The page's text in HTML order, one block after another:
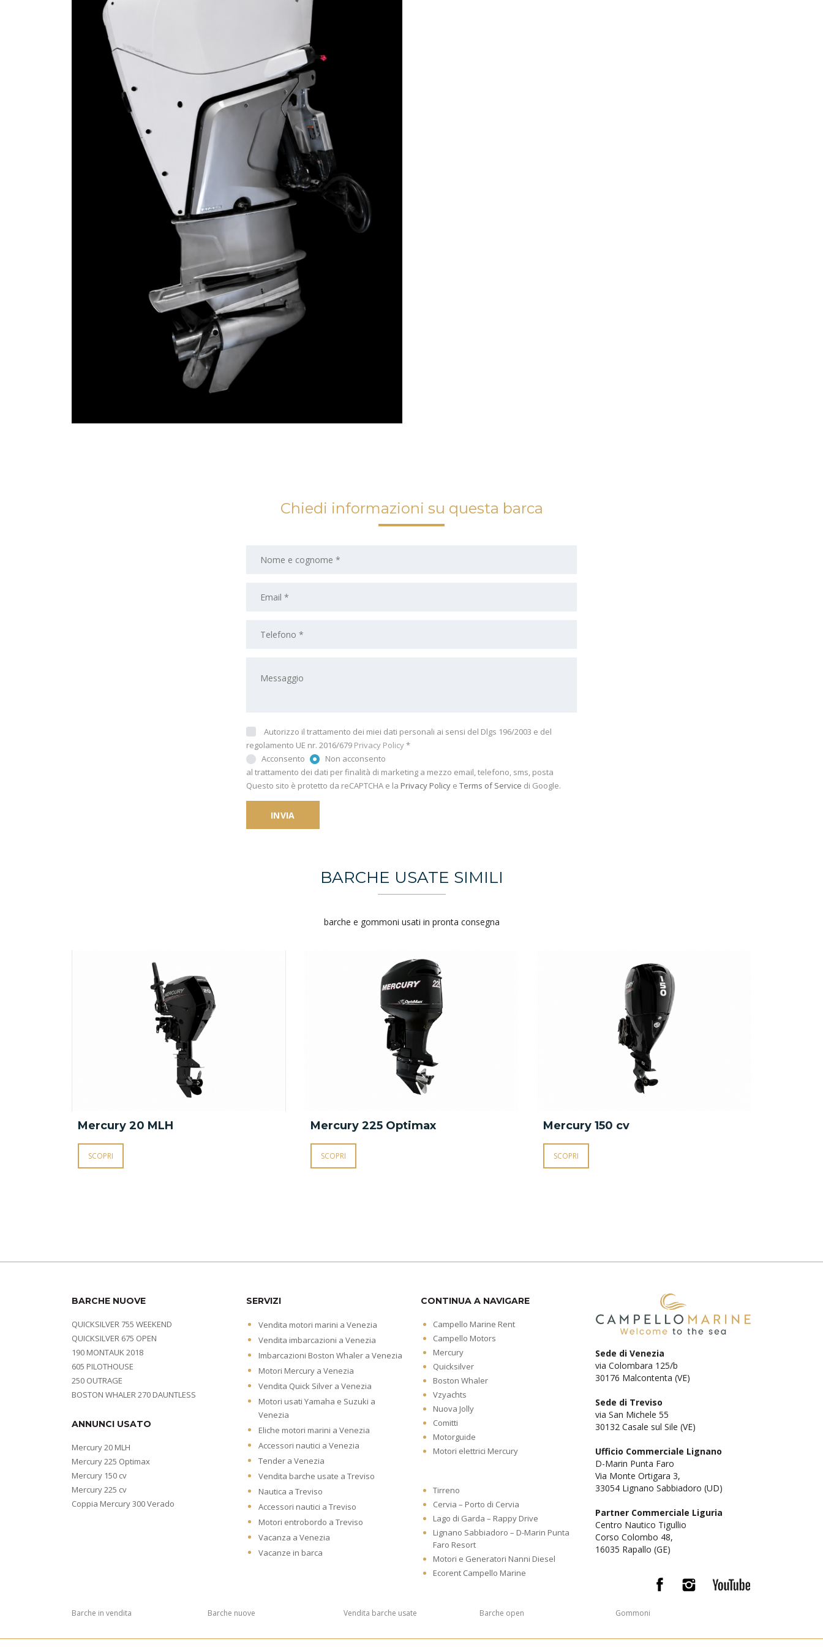
Chiedi informazioni su questa barca
Autorizzo il trattamento dei miei dati personali ai sensi del Dlgs 196/2003 e del
regolamento UE nr. 2016/679 Privacy Policy*
Acconsento
Non acconsento
al trattamento dei dati per finalità di marketing a mezzo email, telefono, sms, posta
Questo sito è protetto da reCAPTCHA e la Privacy Policy e Terms of Service di Google.
BARCHE USATE SIMILI
barche e gommoni usati in pronta consegna
Mercury 20 MLH
SCOPRI
Mercury 225 Optimax
SCOPRI
Mercury 150 cv
SCOPRI
BARCHE NUOVE
QUICKSILVER 755 WEEKEND
QUICKSILVER 675 OPEN
190 MONTAUK 2018
605 PILOTHOUSE
250 OUTRAGE
BOSTON WHALER 270 DAUNTLESS
ANNUNCI USATO
Mercury 20 MLH
Mercury 225 Optimax
Mercury 150 cv
Mercury 225 cv
Coppia Mercury 300 Verado
SERVIZI
Vendita motori marini a Venezia
Vendita imbarcazioni a Venezia
Imbarcazioni Boston Whaler a Venezia
Motori Mercury a Venezia
Vendita Quick Silver a Venezia
Motori usati Yamaha e Suzuki a
Venezia
Eliche motori marini a Venezia
Accessori nautici a Venezia
Tender a Venezia
Vendita barche usate a Treviso
Nautica a Treviso
Accessori nautici a Treviso
Motori entrobordo a Treviso
Vacanza a Venezia
Vacanze in barca
CONTINUA A NAVIGARE
Campello Marine Rent
Campello Motors
Mercury
Quicksilver
Boston Whaler
Vzyachts
Nuova Jolly
Comitti
Motorguide
Motori elettrici Mercury
Tirreno
Cervia – Porto di Cervia
Lago di Garda – Rappy Drive
Lignano Sabbiadoro – D-Marin Punta
Faro Resort
Motori e Generatori Nanni Diesel
Ecorent Campello Marine
Sede di Venezia
via Colombara 125/b
30176 Malcontenta (VE)
Sede di Treviso
via San Michele 55
30132 Casale sul Sile (VE)
Ufficio Commerciale Lignano
D-Marin Punta Faro
Via Monte Ortigara 3,
33054 Lignano Sabbiadoro (UD)
Partner Commerciale Liguria
Centro Nautico Tigullio
Corso Colombo 48,
16035 Rapallo (GE)
Barche in vendita Barche nuove Vendita barche usate Barche open Gommoni